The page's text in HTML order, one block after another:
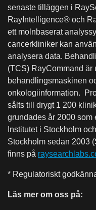
senaste tilläggen i
RayIntelligence® och
ett molnbaserat
cancerkliniker kan
analysera data.
(TCS) RayCommand är
behandlingsmaskinen
onkologiinformation.
sålts till drygt 1 200
grundades år 2000 som
Institutet i Stockholm
Stockholm sedan 2003
finns på
* Regulatoriskt
Läs mer om oss på: